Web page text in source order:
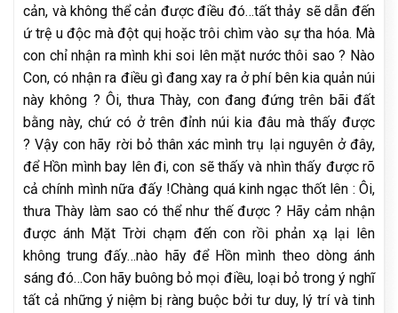
cản, và không thể cản được điều đó…tất thảy sẽ dẫn đến
ứ trệ u độc mà đột quị hoặc trôi chìm vào sự tha hóa. Mà
con chỉ nhận ra mình khi soi lên mặt nước thôi sao ? Nào
Con, có nhận ra điều gì đang xay ra ở phí bên kia quản núi
này không ? Ôi, thưa Thày, con đang đứng trên bãi đất
bằng này, chứ có ở trên đỉnh núi kia đâu mà thấy được
? Vậy con hãy rời bỏ thân xác mình trụ lại nguyên ở đây,
để Hồn mình bay lên đi, con sẽ thấy và nhìn thấy được rõ
cả chính mình nữa đấy !Chàng quá kinh ngạc thốt lên : Ôi,
thưa Thày làm sao có thể như thế được ? Hãy cảm nhận
được ánh Mặt Trời chạm đến con rồi phản xạ lại lên
không trung đấy…nào hãy để Hồn mình theo dòng ánh
sáng đó…Con hãy buông bỏ mọi điều, loại bỏ trong ý nghĩ
tất cả những ý niệm bị ràng buộc bởi tư duy, lý trí và tinh